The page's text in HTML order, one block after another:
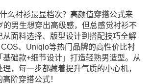
么衬衫最显档次？高颜值穿搭公式来
的男生想穿出高级感，但总感觉衬衫不
从面料选择、版型设计到搭配技巧全解
、Uniqlo等热门 品牌的高性价比衬
础款+细节设计」打造轻熟男造型。从
，每一步都藏着提升气质的小心机，
阶穿搭公式！